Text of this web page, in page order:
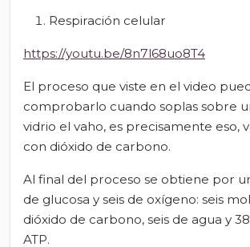
Respiración celular
https://youtu.be/8n7l68uo8T4
El proceso que viste en el video
comprobarlo cuando soplas sobre
vidrio el vaho, es precisamente eso,
con dióxido de carbono.
Al final del proceso se obtiene por
de glucosa y seis de oxígeno: seis
dióxido de carbono, seis de agua y
ATP.